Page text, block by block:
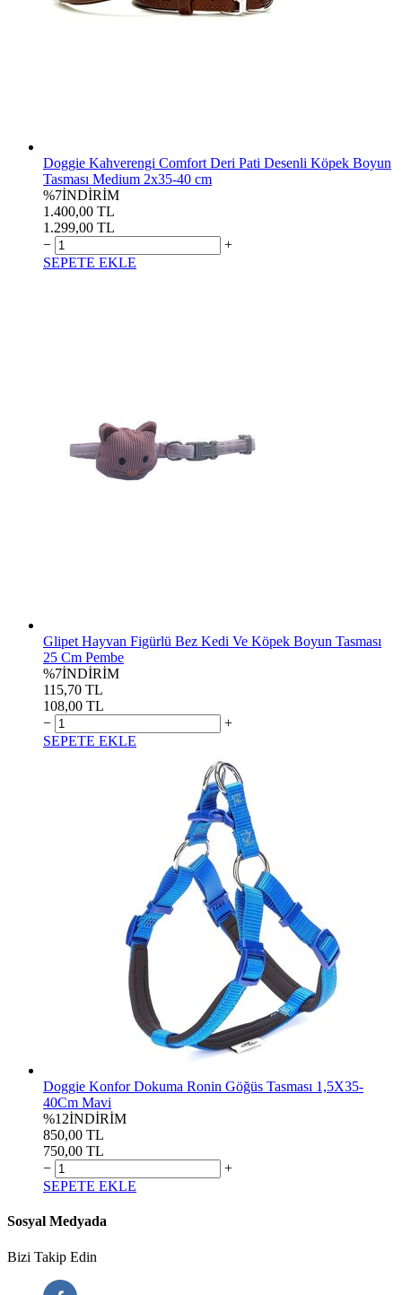
Doggie Kahverengi Comfort Deri Pati Desenli Köpek Boyun
Tasması Medium 2x35-40 cm
%7İNDİRİM
1.400,00 TL
1.299,00 TL
−
+
SEPETE EKLE
Glipet Hayvan Figürlü Bez Kedi Ve Köpek Boyun Tasması
25 Cm Pembe
%7İNDİRİM
115,70 TL
108,00 TL
−
+
SEPETE EKLE
Doggie Konfor Dokuma Ronin Göğüs Tasması 1,5X35-
40Cm Mavi
%12İNDİRİM
850,00 TL
750,00 TL
−
+
SEPETE EKLE
Sosyal Medyada
Bizi Takip Edin